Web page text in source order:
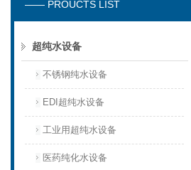
—— PROUCTS LIST
超纯水设备
不锈钢纯水设备
EDI超纯水设备
工业用超纯水设备
医药纯化水设备